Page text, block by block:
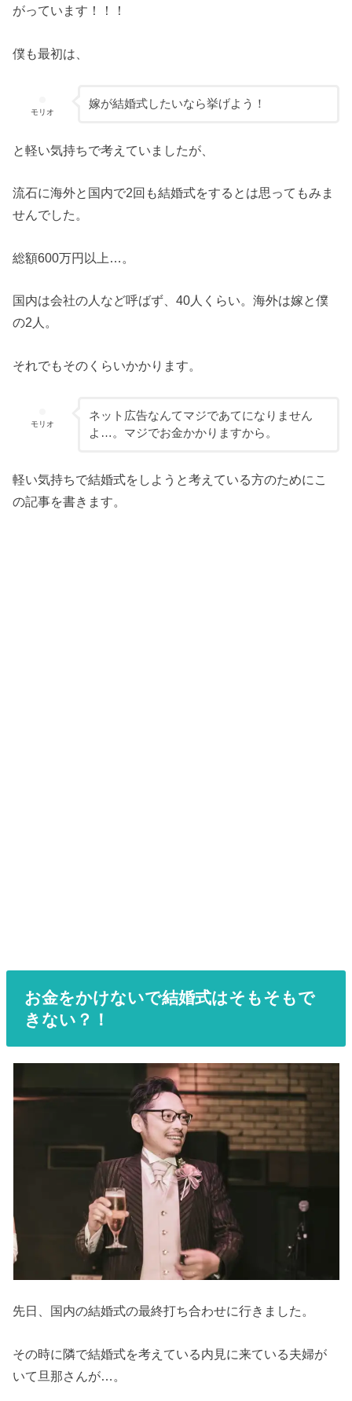
がっています！！！
僕も最初は、
モリオ
嫁が結婚式したいなら挙げよう！
と軽い気持ちで考えていましたが、
流石に海外と国内で2回も結婚式をするとは思ってもみま
せんでした。
総額600万円以上…。
国内は会社の人など呼ばず、40人くらい。海外は嫁と僕
の2人。
それでもそのくらいかかります。
モリオ
ネット広告なんてマジであてになりません
よ…。マジでお金かかりますから。
軽い気持ちで結婚式をしようと考えている方のためにこ
の記事を書きます。
お金をかけないで結婚式はそもそもで
きない？！
先日、国内の結婚式の最終打ち合わせに行きました。
その時に隣で結婚式を考えている内見に来ている夫婦が
いて旦那さんが…。